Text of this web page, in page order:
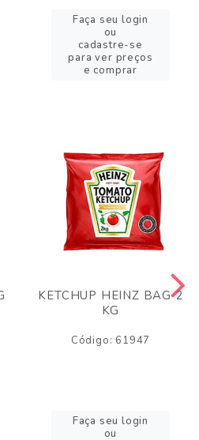
Faça seu login
ou
cadastre-se
para ver preços
e comprar
KETCHUP HEINZ BAG 2
KG
Código: 61947
Faça seu login
ou